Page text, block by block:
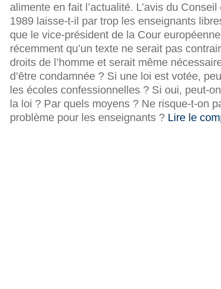
alimente en fait l’actualité. L’avis du
1989 laisse-t-il par trop les enseignants
que le vice-président de la Cour
récemment qu’un texte ne serait pas
droits de l’homme et serait même
d’être condamnée ? Si une loi est votée,
les écoles confessionnelles ? Si oui, peut-
la loi ? Par quels moyens ? Ne risque-t-on
problème pour les enseignants ? Lire le